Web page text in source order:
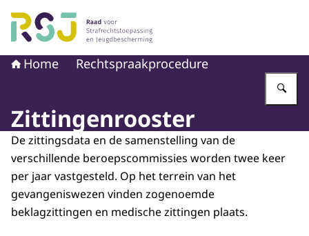
Naar de homepage van Raad voor
Home Rechtspraakprocedure
Zittingenrooster
De zittingsdata en de samenstelling van de
verschillende beroepscommissies worden twee keer
per jaar vastgesteld. Op het terrein van het
gevangeniswezen vinden zogenoemde
beklagzittingen en medische zittingen plaats.